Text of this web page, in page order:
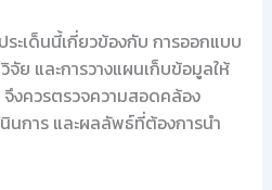
ะเด็นนี้เกี่ยวข้องกับ การออกแบบ
ย และการวางแผนเก็บข้อมูลให้
งควรตรวจความสอดคล้อง
นินการ และผลลัพธ์ที่ต้องการนำ